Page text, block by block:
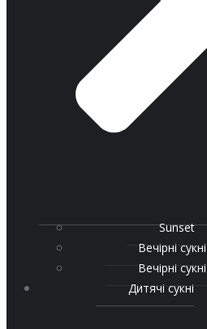
Sunset
Вечірні
Вечірні
Дитячі сукні